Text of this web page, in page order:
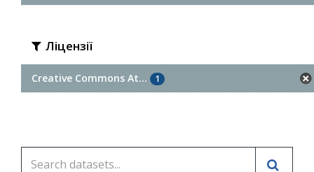
Ліцензії
Creative Commons At... 1